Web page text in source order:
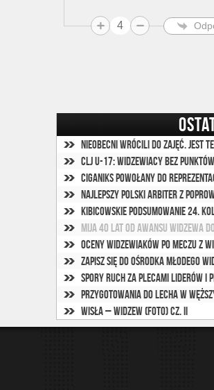
4
Nieobecni wrócili do zajęć. Jest
CLJ U-17: Widzewiacy bez
Ciganiks powołany do
Najlepszy polski arbiter z
Kibicowskie podsumowanie 24.
Mija 40 lat od awansu Widzewa
Oceny widzewiaków po meczu z
Zapisz się do ośrodka Młodego
Spory ruch za plecami liderów i
Wisła – Widzew (foto) cz. II